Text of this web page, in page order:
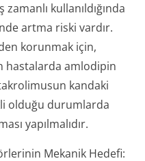
kullanıldığında
artma riski vardır.
korunmak için,
hastalarda amlodipin
kandaki
olduğu durumlarda
yapılmalıdır.
Mekanik Hedefi: